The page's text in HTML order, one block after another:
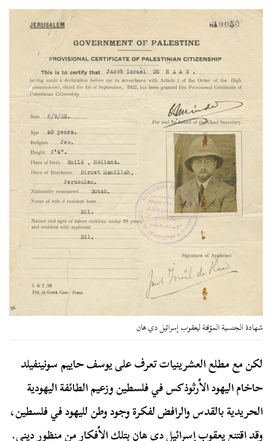
شهادة الجنسية المؤقتة ليعقوب إسرائيل دي هان
لكن مع مطلع العشرينيات تعرف على يوسف حاييم سونينفيلد
حاخام اليهود الأرثوذكس في فلسطين وزعيم الطائفة اليهودية
الحريدية بالقدس والرافض لفكرة وجود وطن لليهود في فلسطين،
وقد اقتنع يعقوب إسرائيل دي هان بتلك الأفكار من منظور ديني.